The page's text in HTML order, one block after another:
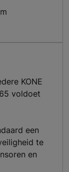
KONE
voldoet
een
te
en